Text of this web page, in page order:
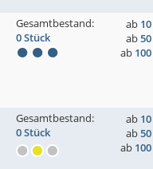
Gesamtbestand:
0 Stück
ab 10
ab50
ab 100
Gesamtbestand:
0 Stück
ab 10
ab50
ab 100